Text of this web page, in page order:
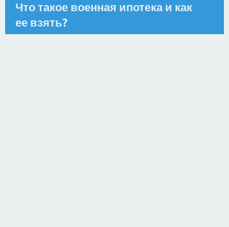
Что такое военная ипотека и как
ее взять?